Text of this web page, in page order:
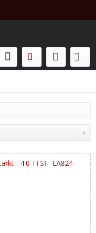
34 02